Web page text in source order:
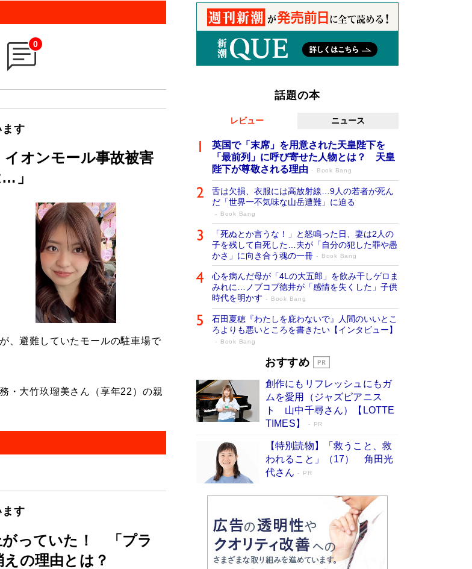
0
す
オンモール事故被害
」
、避難していたモールの駐車場で
・大竹玖瑠美さん（享年22）の親
す
がっていた！ 「プラ
の理由とは？
話題の本
レビュー ニュース
英国で「末席」を用意された天皇陛下を
「最前列」に呼び寄せた人物とは？ 天皇
陛下が尊敬される理由
Book Bang
舌は欠損、衣服には高放射線…9人の若者が死ん
だ「世界一不気味な山岳遭難」に迫る
Book Bang
「死ぬとか言うな！」と怒鳴った日、妻は2人の
子を残して自死した…夫が「自分の犯した罪や愚
かさ」に向き合う魂の一冊
Book Bang
心を病んだ母が「4Lの大五郎」を飲み干しゲロま
みれに…ノブコブ徳井が「感情を失くした」子供
時代を明かす
Book Bang
石田夏穂『わたしを庇わないで』人間のいいとこ
ろよりも悪いところを書きたい【インタビュー】
Book Bang
「叱って伸びるやつは、褒めたらもっと伸
た“人を育てるコツ”…芸への考え方を明か
す
Book Bang
「『火垂るの墓』は、大嘘である」原作者が抱き
続けた“自責の念”とは…「自己憐憫は描きたくな
い」監督が徹底的にこだわったこと（後編） #
戦争の記憶
Book Bang
美輪明宏 晩年の回答を集めた『ほほえんで生き
るための人生相談』がランクイン［エンターテイ
メントベストセラー］
Book Bang
「宇宙兄弟」最終46巻がベストセラー1位 宇宙
開発への関心を押し上げた18年の物語に幕 特装
版には「宇宙で描かれたマンガ」も収録
Book Bang
おすすめ
創作にもリフレッシュにもガ
ムを愛用（ジャズピアニス
ト 山中千尋さん）【LOTTE
TIMES】
PR
【特別読物】「救うこと、救
われること」（17） 角田光
代さん
PR